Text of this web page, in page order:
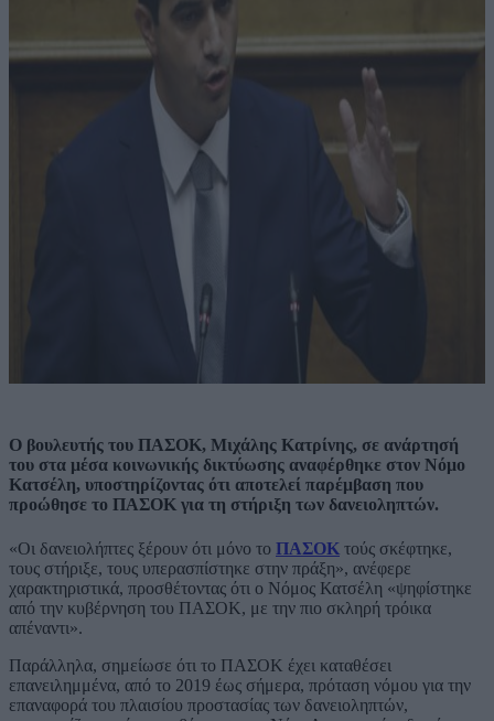
Ο βουλευτής του ΠΑΣΟΚ, Μιχάλης Κατρίνης, σε ανάρτησή
του στα μέσα κοινωνικής δικτύωσης αναφέρθηκε στον Νόμο
Κατσέλη, υποστηρίζοντας ότι αποτελεί παρέμβαση που
προώθησε το ΠΑΣΟΚ για τη στήριξη των δανειοληπτών.
«Οι δανειολήπτες ξέρουν ότι μόνο το ΠΑΣΟΚ τούς σκέφτηκε,
τους στήριξε, τους υπερασπίστηκε στην πράξη», ανέφερε
χαρακτηριστικά, προσθέτοντας ότι ο Νόμος Κατσέλη «ψηφίστηκε
από την κυβέρνηση του ΠΑΣΟΚ, με την πιο σκληρή τρόικα
απέναντι».
Παράλληλα, σημείωσε ότι το ΠΑΣΟΚ έχει καταθέσει
επανειλημμένα, από το 2019 έως σήμερα, πρόταση νόμου για την
επαναφορά του πλαισίου προστασίας των δανειοληπτών,